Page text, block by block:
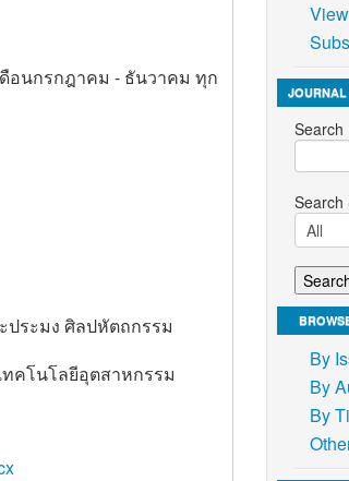
อนกรกฎาคม - ธันวาคม ทุก
ระมง ศิลปหัตถกรรม
คโนโลยีอุตสาหกรรม
View
Search
Search
By
By
By